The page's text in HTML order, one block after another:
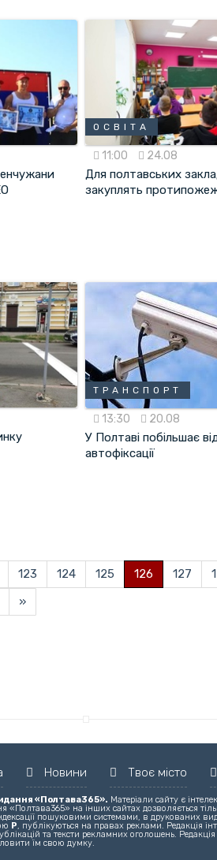
ОСВІТА
11:00 24.08
Для полтавських
закуплять
ТРАНСПОРТ
13:30 20.08
У Полтаві побільшає
автофіксації
123 124 125 126 127
»
Новини Твоє місто
«Полтава365». Матеріали сайту є
«Полтава365» на інших сайтах дозволяється
пошуковими системами, в друкованих
Р, публікуються на правах реклами. Редакція
та тексти рекламних оголошень.
їм свою думку.